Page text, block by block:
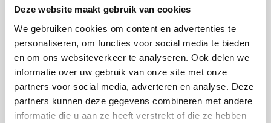
Deze website maakt gebruik van cookies
We gebruiken cookies om content en advertenties te
personaliseren, om functies voor social media te bieden
en om ons websiteverkeer te analyseren. Ook delen we
informatie over uw gebruik van onze site met onze
partners voor social media, adverteren en analyse. Deze
partners kunnen deze gegevens combineren met andere
informatie die u aan ze heeft verstrekt of die ze hebben
SPANT!
Bussum
Cultuur, Natuur